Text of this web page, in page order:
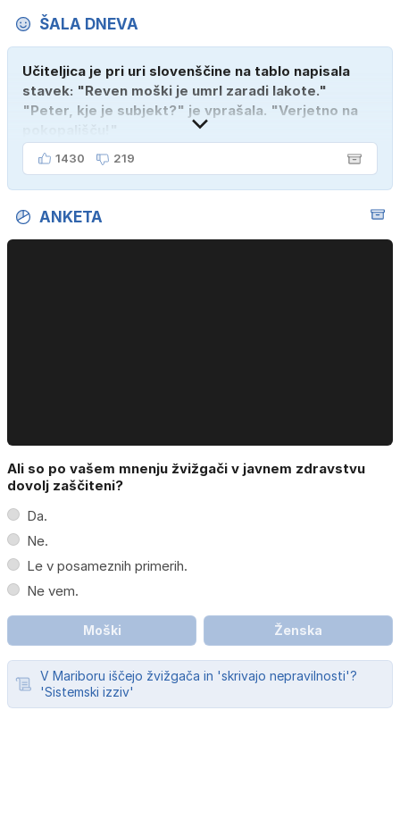
ŠALA DNEVA
Učiteljica je pri uri slovenščine na tablo napisala
stavek: "Reven moški je umrl zaradi lakote."
"Peter, kje je subjekt?" je vprašala. "Verjetno na
1430 219
ANKETA
Ali so po vašem mnenju žvižgači v javnem zdravstvu
dovolj zaščiteni?
Da.
Ne.
Le v posameznih primerih.
Ne vem.
Moški Ženska
V Mariboru iščejo žvižgača in 'skrivajo nepravilnosti'?
'Sistemski izziv'